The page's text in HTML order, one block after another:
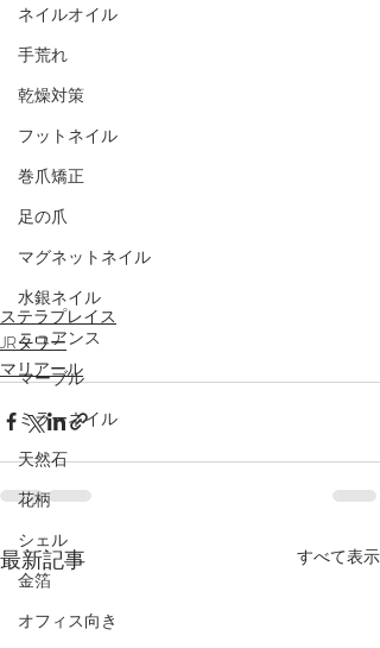
ネイルオイル
手荒れ
乾燥対策
フットネイル
巻爪矯正
足の爪
マグネットネイル
水銀ネイル
ニュアンス
マーブル
ミラーネイル
天然石
花柄
シェル
金箔
オフィス向き
ステラプレイス
JRタワー
マリアール
最新記事 すべて表示